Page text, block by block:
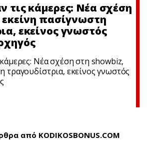
τις κάμερες: Νέα σχέση
πασίγνωστη
εκείνος γνωστός
Νέα σχέση στη showbiz,
τραγουδίστρια, εκείνος γνωστός
από KODIKOSBONUS.COM